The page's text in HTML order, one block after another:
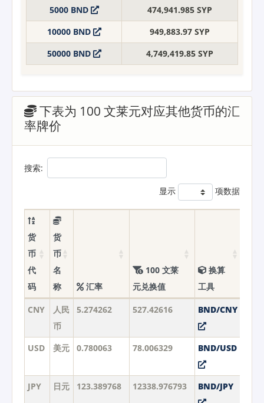
5000 BND
474,941.985 SYP
10000 BND
949,883.97 SYP
50000 BND
4,749,419.85 SYP
下表为 100 文莱元对应其他货币的汇
率牌价
搜索:
显示 项数据
货
币
代
码
货
币
名
称
汇率
100 文莱
元兑换值
换算
工具
CNY
人民
币
5.274262 527.42616 BND/CNY
USD 美元 0.780063 78.006329 BND/USD
JPY 日元 123.389768 12338.976793 BND/JPY